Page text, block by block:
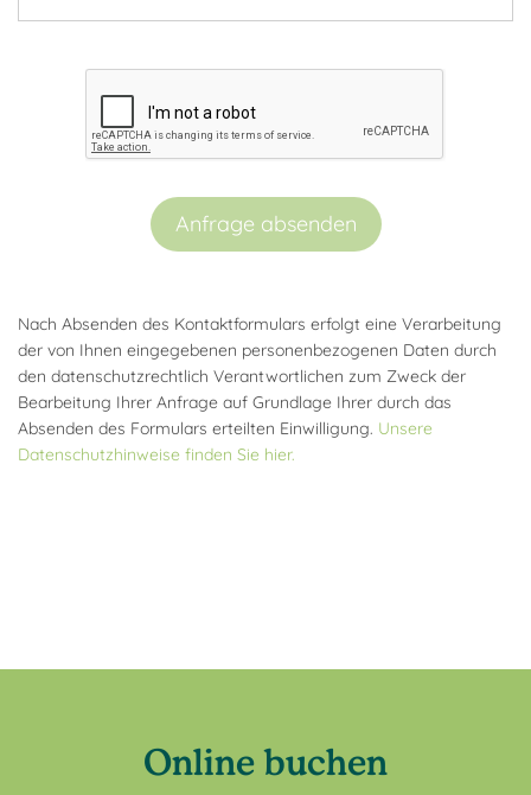
Anfrage absenden
Nach Absenden des Kontaktformulars erfolgt eine Verarbeitung
der von Ihnen eingegebenen personenbezogenen Daten durch
den datenschutzrechtlich Verantwortlichen zum Zweck der
Bearbeitung Ihrer Anfrage auf Grundlage Ihrer durch das
Absenden des Formulars erteilten Einwilligung. Unsere
Datenschutzhinweise finden Sie hier.
Online buchen